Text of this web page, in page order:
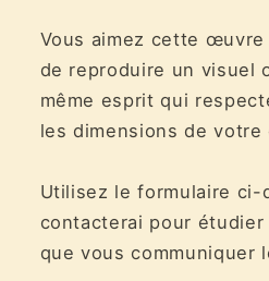
Vous aimez cette
de reproduire un visuel
même esprit qui
les dimensions de votre
Utilisez le formulaire ci-
contacterai pour
que vous communiquer